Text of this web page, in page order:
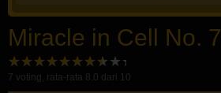
Miracle in Cell No. 7
7 voting, rata-rata 8.0 dari 10